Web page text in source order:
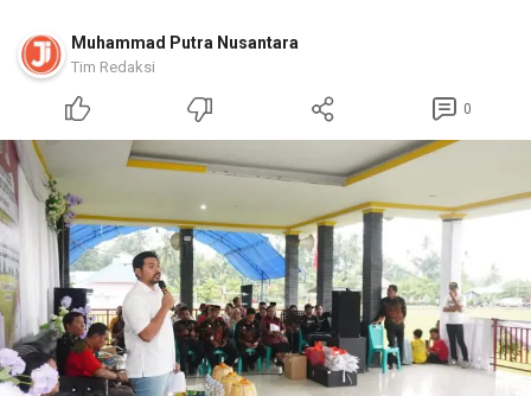
Muhammad Putra Nusantara
Tim Redaksi
0